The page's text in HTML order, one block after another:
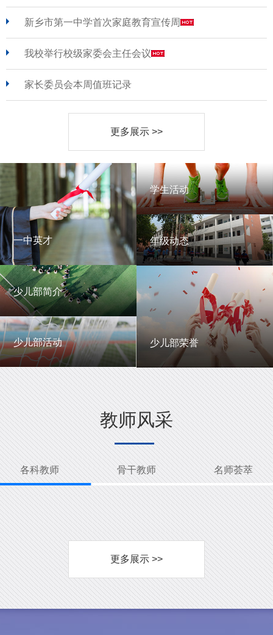
新乡市第一中学首次家庭教育宣传周
我校举行校级家委会主任会议
家长委员会本周值班记录
更多展示 >>
一中英才
一中英才
少儿部简介
少儿部简介
少儿部活动
少儿部活动
学生活动
学生活动
年级动态
年级动态
少儿部荣誉
少儿部荣誉
教师风采
各科教师 骨干教师 名师荟萃
更多展示 >>